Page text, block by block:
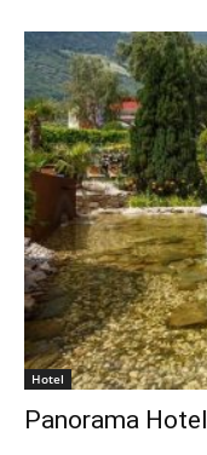
Hotel
Panorama